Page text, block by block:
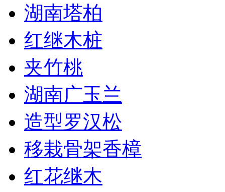
湖南塔柏
红继木桩
夹竹桃
湖南广玉兰
造型罗汉松
移栽骨架香樟
红花继木